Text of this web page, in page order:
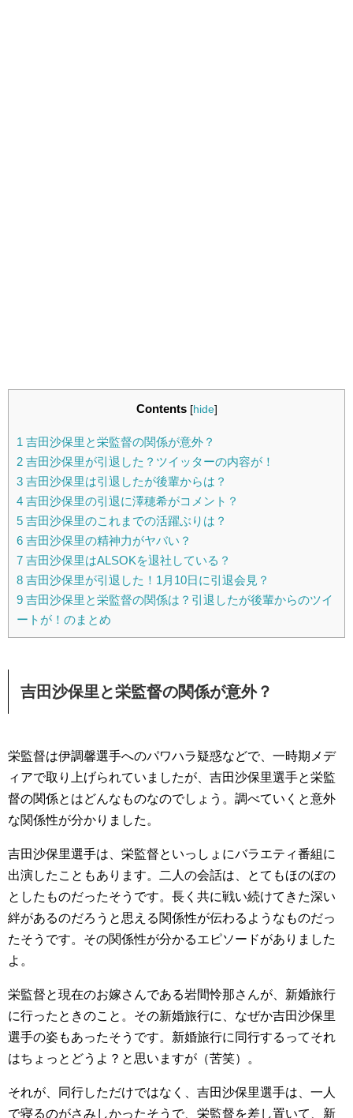
Contents [hide]
1 吉田沙保里と栄監督の関係が意外？
2 吉田沙保里が引退した？ツイッターの内容が！
3 吉田沙保里は引退したが後輩からは？
4 吉田沙保里の引退に澤穂希がコメント？
5 吉田沙保里のこれまでの活躍ぶりは？
6 吉田沙保里の精神力がヤバい？
7 吉田沙保里はALSOKを退社している？
8 吉田沙保里が引退した！1月10日に引退会見？
9 吉田沙保里と栄監督の関係は？引退したが後輩からのツイ
ートが！のまとめ
吉田沙保里と栄監督の関係が意外？
栄監督は伊調馨選手へのパワハラ疑惑などで、一時期メデ
ィアで取り上げられていましたが、吉田沙保里選手と栄監
督の関係とはどんなものなのでしょう。調べていくと意外
な関係性が分かりました。
吉田沙保里選手は、栄監督といっしょにバラエティ番組に
出演したこともあります。二人の会話は、とてもほのぼの
としたものだったそうです。長く共に戦い続けてきた深い
絆があるのだろうと思える関係性が伝わるようなものだっ
たそうです。その関係性が分かるエピソードがありました
よ。
栄監督と現在のお嫁さんである岩間怜那さんが、新婚旅行
に行ったときのこと。その新婚旅行に、なぜか吉田沙保里
選手の姿もあったそうです。新婚旅行に同行するってそれ
はちょっとどうよ？と思いますが（苦笑）。
それが、同行しただけではなく、吉田沙保里選手は、一人
で寝るのがさみしかったそうで、栄監督を差し置いて、新